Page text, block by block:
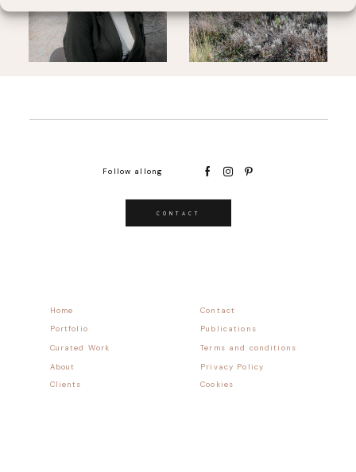
Contact
Home
Follow allong
Publications
Portfolio
Terms and conditions
Curated Work
CONTACT
Privacy Policy
About
Cookies
Clients